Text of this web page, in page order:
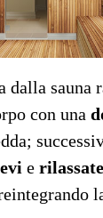
dalla sauna
con una
e